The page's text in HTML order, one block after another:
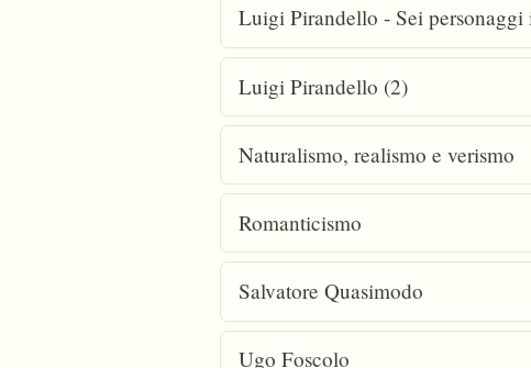
Luigi Pirandello - Sei personaggi
Luigi Pirandello (2)
Naturalismo, realismo e verismo
Romanticismo
Salvatore Quasimodo
Ugo Foscolo